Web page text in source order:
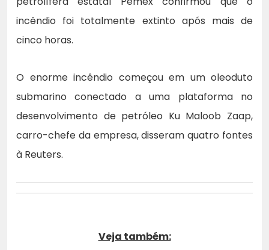
incêndio foi totalmente extinto após mais de
cinco horas.
O enorme incêndio começou em um oleoduto
submarino conectado a uma plataforma no
desenvolvimento de petróleo Ku Maloob Zaap,
carro-chefe da empresa, disseram quatro fontes
à Reuters.
Veja também: